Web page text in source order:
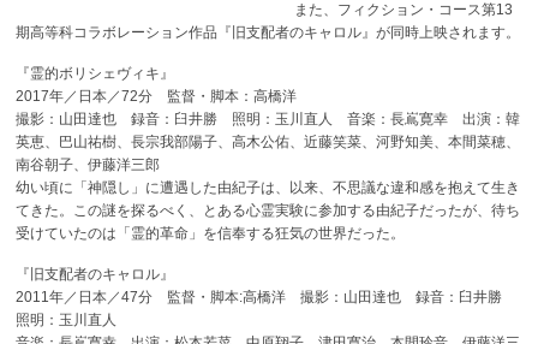
また、フィクション・コース第13
期高等科コラボレーション作品『旧支配者のキャロル』が同時上映されます。
『霊的ボリシェヴィキ』
2017年／日本／72分 監督・脚本：高橋洋
撮影：山田達也 録音：臼井勝 照明：玉川直人 音楽：長嶌寛幸 出演：韓
英恵、巴山祐樹、長宗我部陽子、高木公佑、近藤笑菜、河野知美、本間菜穂、
南谷朝子、伊藤洋三郎
幼い頃に「神隠し」に遭遇した由紀子は、以来、不思議な違和感を抱えて生き
てきた。この謎を探るべく、とある心霊実験に参加する由紀子だったが、待ち
受けていたのは「霊的革命」を信奉する狂気の世界だった。
『旧支配者のキャロル』
2011年／日本／47分 監督・脚本:高橋洋 撮影：山田達也 録音：臼井勝
照明：玉川直人